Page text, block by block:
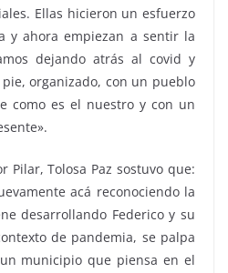
Ellas hicieron un esfuerzo
y ahora empiezan a sentir la
dejando atrás al covid y
organizado, con un pueblo
como es el nuestro y con un
Pilar, Tolosa Paz sostuvo que:
acá reconociendo la
desarrollando Federico y su
de pandemia, se palpa
municipio que piensa en el